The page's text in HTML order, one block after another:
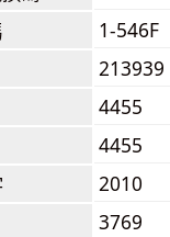
1-546F
213939
4455
4455
2010
3769